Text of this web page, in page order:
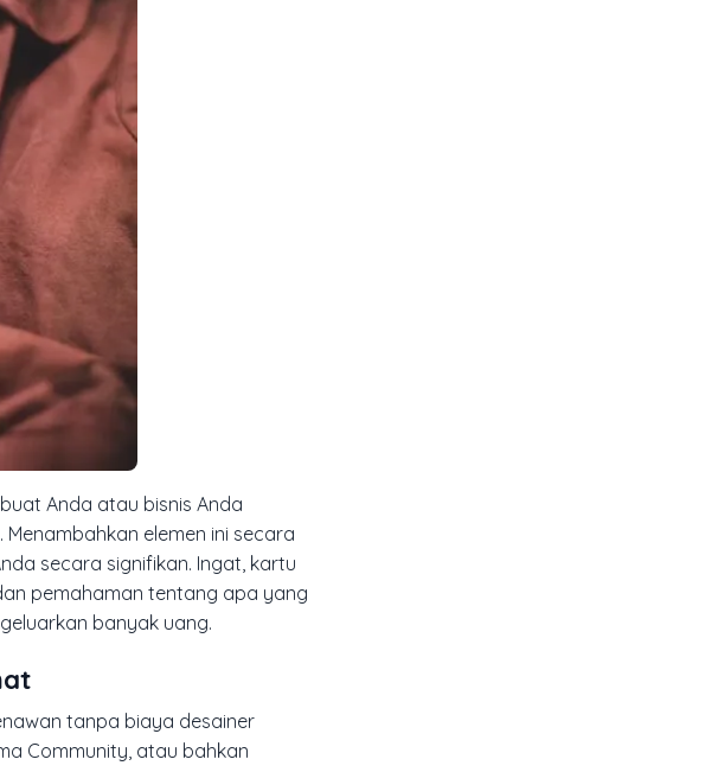
Anda atau bisnis Anda
elemen ini secara
secara signifikan. Ingat, kartu
pemahaman tentang apa yang
banyak uang.
tanpa biaya desainer
Community, atau bahkan